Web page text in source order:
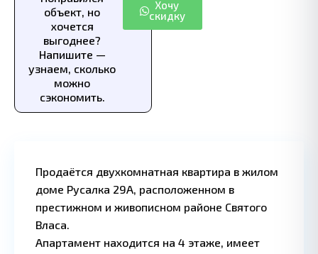
объект, но
хочется
выгоднее?
Напишите —
узнаем, сколько
можно
сэкономить.
Хочу
скидку
Продаётся двухкомнатная квартира в жилом
доме Русалка 29А, расположенном в
престижном и живописном районе Святого
Власа.
Апартамент находится на 4 этаже, имеет